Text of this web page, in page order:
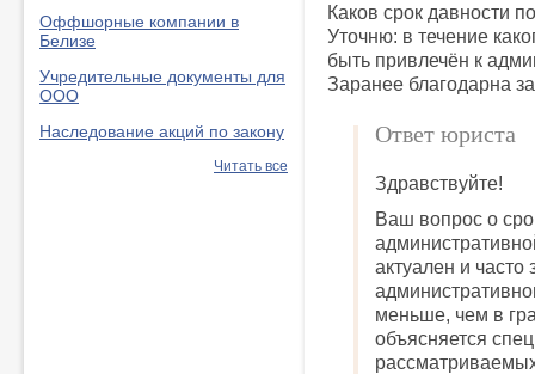
Каков срок давности
Уточню: в течение
быть привлечён к
Заранее благодарна за
Ответ юриста
Здравствуйте!
Ваш вопрос о
актуален и
меньше, чем в
объясняется
Оффшорные компании в
Белизе
Учредительные документы для
ООО
Наследование акций по закону
Читать все